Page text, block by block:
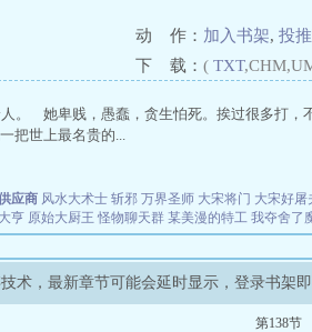
动 作： 加入书架, 投
下 载： ( TXT
。 她卑贱，愚蠢，贪生怕死。挨过很多打，
把世上最名贵的...
应商 风水大术士 斩邪 万界圣师 大宋将门 大宋好屠
亨 原始大厨王 怪物聊天群 某美漫的特工 我夺舍了
术，最新章节可能会延时显示，登录书架
第138节